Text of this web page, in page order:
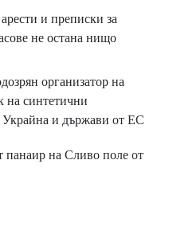
и преписки за
не остана нищо
организатор на
на синтетични
и държави от ЕС
панаир на Сливо поле от